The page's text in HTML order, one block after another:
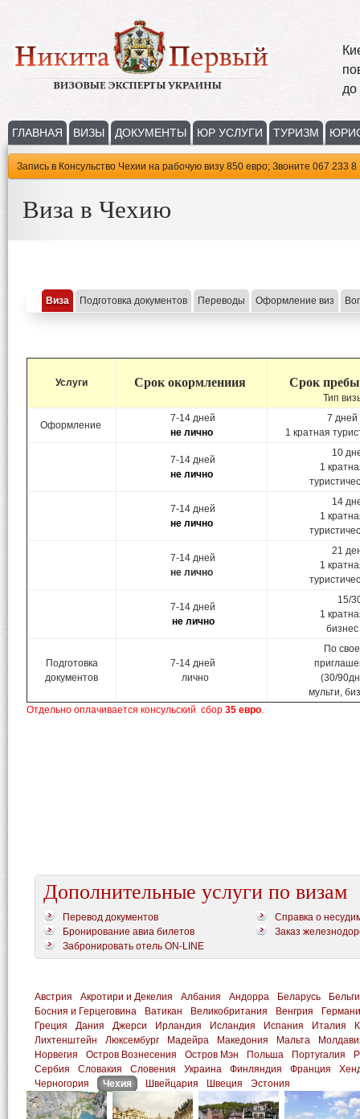
до
ГЛАВНАЯ ВИЗЫ ДОКУМЕНТЫ ЮР УСЛУГИ ТУРИЗМ
Запись в Консульство Чехии на рабочую визу 850 евро; Звоните 067 233 8
Виза в Чехию
Виза Подготовка документов Переводы Оформление виз
Услуги Срок окормлениия Срок
Тип
Оформление
7-14 дней
не лично
7 дней
1 кратная
7-14 дней
не лично
10
1
7-14 дней
не лично
14
1
7-14 дней
не лично
21
1
7-14 дней
не лично
15/
1
бизнес
Подготовка
документов
7-14 дней
лично
По
(30/
мульти,
Отдельно оплачивается консульский сбор 35 евро.
Дополнительные услуги по визам
Перевод документов
Справка о
Бронирование авиа билетов
Заказ
Забронировать отель ON-LINE
Австрия Акротири и Декелия Албания Андорра Беларусь
Босния и Герцеговина
Ватикан Великобритания Венгрия
Греция
Дания Джерси Ирландия Исландия Испания Италия
Лихтенштейн
Люксембург Мадейра Македония Мальта
Норвегия
Остров Вознесения Остров Мэн Польша Португалия
Сербия
Словакия Словения Украина Финляндия Франция
Черногория
Чехия Швейцария Швеция Эстония